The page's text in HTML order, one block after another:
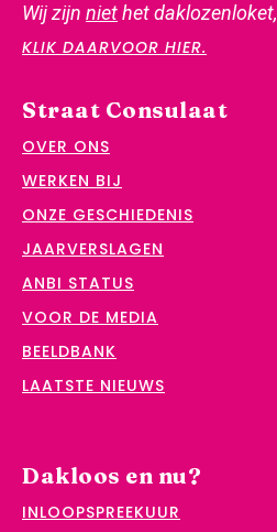
Wij zijn niethet daklozenloket,
KLIK DAARVOOR HIER.
Straat Consulaat
OVER ONS
WERKEN BIJ
ONZE GESCHIEDENIS
JAARVERSLAGEN
ANBI STATUS
VOOR DE MEDIA
BEELDBANK
LAATSTE NIEUWS
Dakloos en nu?
INLOOPSPREEKUUR